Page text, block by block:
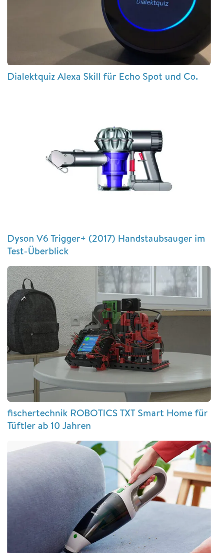
Dialektquiz Alexa Skill für Echo Spot und Co.
Dyson V6 Trigger+ (2017) Handstaubsauger im
Test-Überblick
fischertechnik ROBOTICS TXT Smart Home für
Tüftler ab 10 Jahren